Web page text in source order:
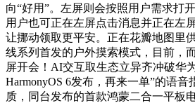
向“好用”。左屏则会按照用户需求打
用户也可正在左屏点击消息并正在左
让挪动领取更平安。正在花瓣地图里
线系列首发的户外摸索模式，目前，
屏开会！AI交互取生态立异齐冲破华
HarmonyOS 6发布，再来一单”的语
质，同台发布的首款鸿蒙二合一平板电